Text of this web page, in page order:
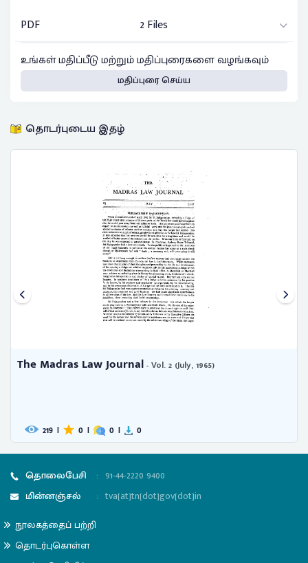
PDF
2 Files
உங்கள் மதிப்பீடு மற்றும் மதிப்புரைகளை வழங்கவும்
மதிப்புரை செய்ய
தொடர்புடைய இதழ்
The Madras Law Journal- Vol. 2 (July, 1965)
219 | 0 | 0 | 0
தொலைபேசி : 91-44-2220 9400
மின்னஞ்சல்
: tva[at]tn[dot]gov[dot]in
நூலகத்தைப் பற்றி
தொடர்புகொள்ள